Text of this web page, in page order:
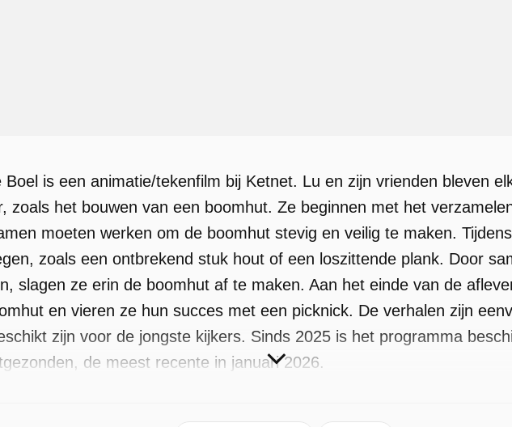
Boel is een animatie/tekenfilm bij Ketnet. Lu en zijn vrienden bleven
zoals het bouwen van een boomhut. Ze beginnen met het
moeten werken om de boomhut stevig en veilig te maken.
zoals een ontbrekend stuk hout of een loszittende plank. Door
slagen ze erin de boomhut af te maken. Aan het einde van de
en vieren ze hun succes met een picknick. De verhalen zijn
zijn voor de jongste kijkers. Sinds 2025 is het programma
de meest recente in januari 2026.